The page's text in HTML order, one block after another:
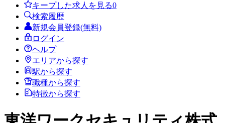
キープした求人を見る0
検索履歴
新規会員登録(無料)
ログイン
ヘルプ
エリアから探す
駅から探す
職種から探す
特徴から探す